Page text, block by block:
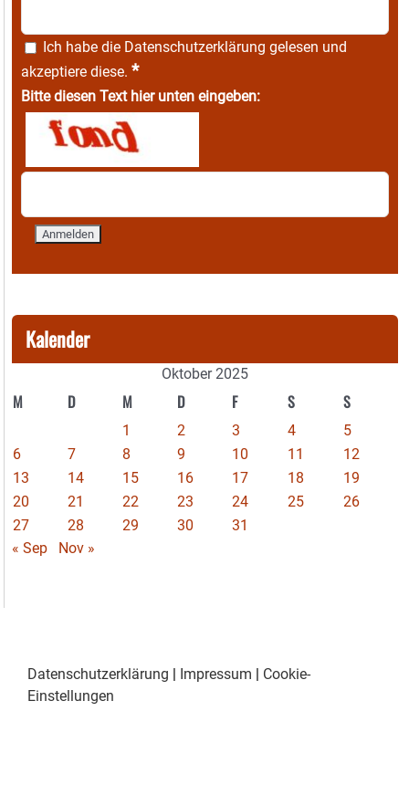
Ich habe die Datenschutzerklärung gelesen und
akzeptiere diese. *
Bitte diesen Text hier unten eingeben:
Kalender
Oktober 2025
M D M D F S S
1 2 3 4
5
6
7 8 9 10 11
12
13
14 15 16 17 18
19
20
21 22 23 24 25
26
27
28 29 30
31
« Sep
Nov »
Datenschutzerklärung | Impressum | Cookie-
Einstellungen